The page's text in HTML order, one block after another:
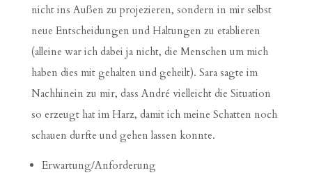
nicht ins Außen zu projezieren, sondern in mir selbst
neue Entscheidungen und Haltungen zu etablieren
(alleine war ich dabei ja nicht, die Menschen um mich
haben dies mit gehalten und geheilt). Sara sagte im
Nachhinein zu mir, dass André vielleicht die Situation
so erzeugt hat im Harz, damit ich meine Schatten noch
schauen durfte und gehen lassen konnte.
Erwartung/Anforderung